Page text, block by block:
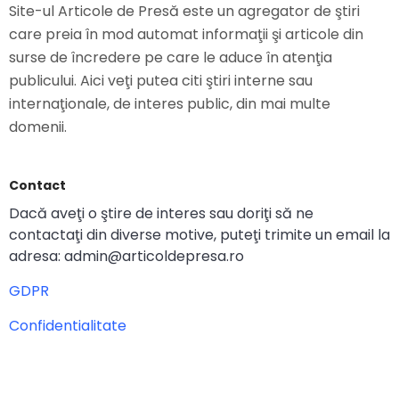
Site-ul Articole de Presă este un agregator de ştiri
care preia în mod automat informaţii şi articole din
surse de încredere pe care le aduce în atenţia
publicului. Aici veţi putea citi ştiri interne sau
internaţionale, de interes public, din mai multe
domenii.
Contact
Dacă aveţi o ştire de interes sau doriţi să ne
contactaţi din diverse motive, puteţi trimite un email la
adresa: admin@articoldepresa.ro
GDPR
Confidentialitate